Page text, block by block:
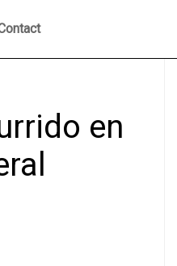
en